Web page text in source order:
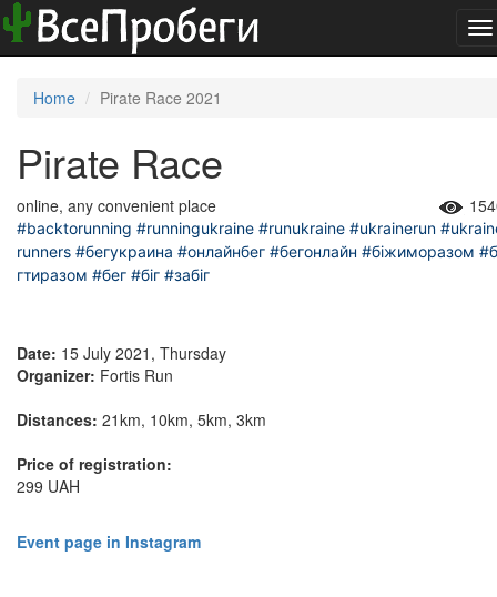
Home Pirate Race 2021
Pirate Race
online, any convenient place
#backtorunning #runningukraine #runukraine #ukrainerun
runners #бегукраина #онлайнбег #бегонлайн #біжиморазом
гтиразом #бег #біг #забіг
Date: 15 July 2021, Thursday
Organizer: Fortis Run
Distances: 21km, 10km, 5km, 3km
Price of registration:
299 UAH
Event page in Instagram